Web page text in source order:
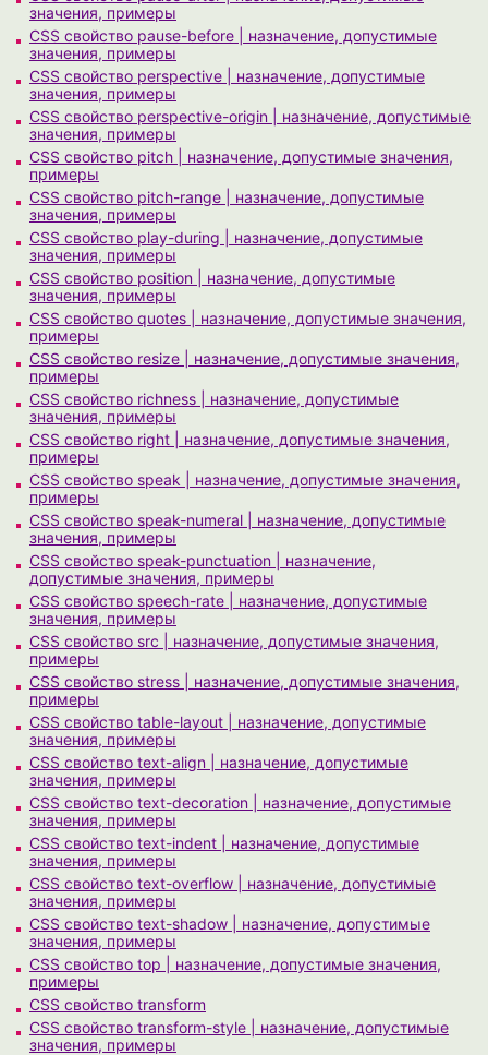
значения, примеры
CSS свойство pause-before | назначение, допустимые
значения, примеры
CSS свойство perspective | назначение, допустимые
значения, примеры
CSS свойство perspective-origin | назначение, допустимые
значения, примеры
CSS свойство pitch | назначение, допустимые значения,
примеры
CSS свойство pitch-range | назначение, допустимые
значения, примеры
CSS свойство play-during | назначение, допустимые
значения, примеры
CSS свойство position | назначение, допустимые
значения, примеры
CSS свойство quotes | назначение, допустимые значения,
примеры
CSS свойство resize | назначение, допустимые значения,
примеры
CSS свойство richness | назначение, допустимые
значения, примеры
CSS свойство right | назначение, допустимые значения,
примеры
CSS свойство speak | назначение, допустимые значения,
примеры
CSS свойство speak-numeral | назначение, допустимые
значения, примеры
CSS свойство speak-punctuation | назначение,
допустимые значения, примеры
CSS свойство speech-rate | назначение, допустимые
значения, примеры
CSS свойство src | назначение, допустимые значения,
примеры
CSS свойство stress | назначение, допустимые значения,
примеры
CSS свойство table-layout | назначение, допустимые
значения, примеры
CSS свойство text-align | назначение, допустимые
значения, примеры
CSS свойство text-decoration | назначение, допустимые
значения, примеры
CSS свойство text-indent | назначение, допустимые
значения, примеры
CSS свойство text-overflow | назначение, допустимые
значения, примеры
CSS свойство text-shadow | назначение, допустимые
значения, примеры
CSS свойство top | назначение, допустимые значения,
примеры
CSS свойство transform
CSS свойство transform-style | назначение, допустимые
значения, примеры